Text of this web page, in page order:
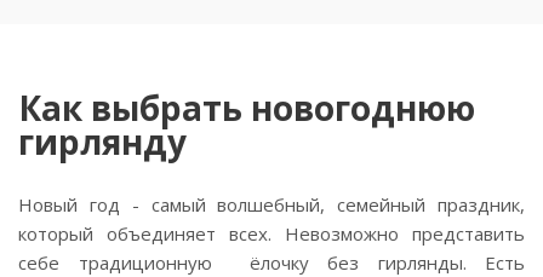
Как выбрать новогоднюю
гирлянду
Новый год - самый волшебный, семейный праздник,
который объединяет всех. Невозможно представить
себе традиционную ёлочку без гирлянды. Есть